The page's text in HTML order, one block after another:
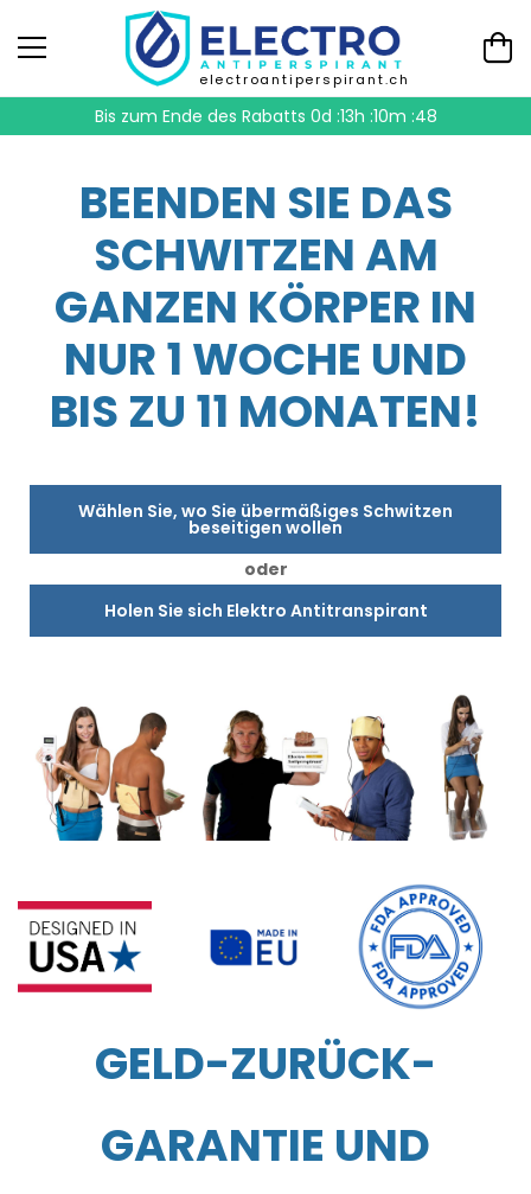
electroantiperspirant.ch
Bis zum Ende des Rabatts 0d :13h :10m :47
BEENDEN SIE DAS
SCHWITZEN AM
GANZEN KÖRPER IN
NUR 1 WOCHE UND
BIS ZU 11 MONATEN!
Wählen Sie, wo Sie übermäßiges Schwitzen
beseitigen wollen
oder
Holen Sie sich Elektro Antitranspirant
GELD-ZURÜCK-
GARANTIE UND